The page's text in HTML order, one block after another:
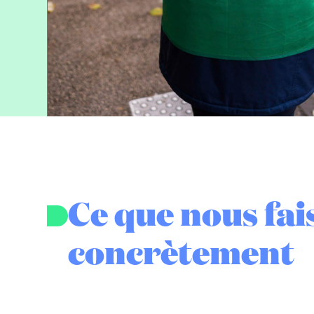
Ce que nous
concrètement